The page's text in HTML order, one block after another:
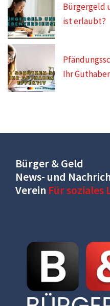
Bürgergeld
ist erlaubt?
Ihr
Bürger & Geld
News- und
Verein Für soziales